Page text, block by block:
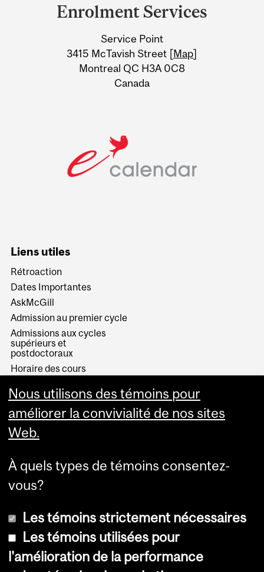
Information
Enrolment Services
Service Point
3415 McTavish Street [Map]
Montreal QC H3A 0C8
Canada
Liens utiles
Rétroaction
Dates Importantes
AskMcGill
Admission au premier cycle
Admissions aux cycles
supérieurs et
postdoctoraux
Horaire des cours
Services aux étudiants
© Université McGill, 2026
Nous utilisons des témoins pour
améliorer la convivialité de nos sites
Web.
À quels types de témoins consentez-
vous?
Les témoins strictement nécessaires
Les témoins utilisées pour
l'amélioration de la performance